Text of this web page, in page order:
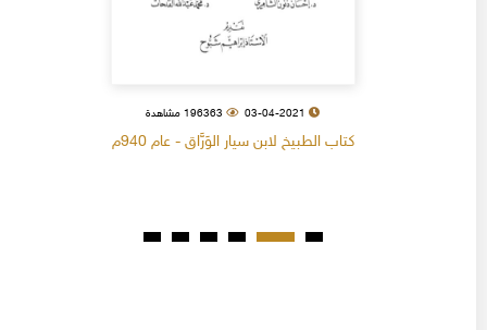
03-04-2021 196363 مشاهدة
كتاب الطبيخ لابن سيار الوَرَّاق - عام 940م